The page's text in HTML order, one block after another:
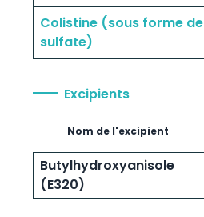
Colistine (sous forme de
sulfate)
Excipients
Nom de l'excipient
Butylhydroxyanisole
(E320)